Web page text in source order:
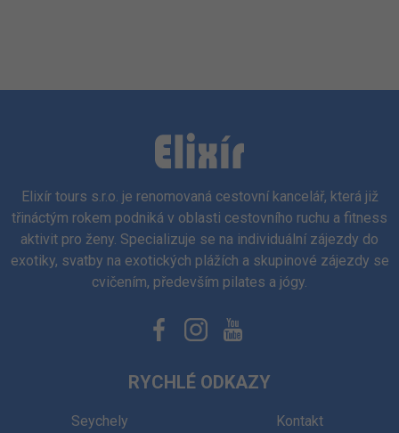
Elixír tours s.r.o. je renomovaná cestovní kancelář, která již
třináctým rokem podniká v oblasti cestovního ruchu a fitness
aktivit pro ženy. Specializuje se na individuální zájezdy do
exotiky, svatby na exotických plážích a skupinové zájezdy se
cvičením, především pilates a jógy.
RYCHLÉ ODKAZY
Seychely Kontakt